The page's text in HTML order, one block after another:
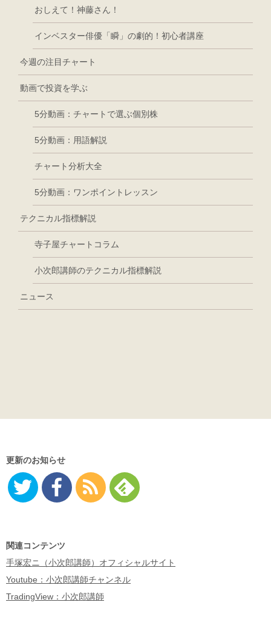
おしえて！神藤さん！
インベスター俳優「瞬」の劇的！初心者講座
今週の注目チャート
動画で投資を学ぶ
5分動画：チャートで選ぶ個別株
5分動画：用語解説
チャート分析大全
5分動画：ワンポイントレッスン
テクニカル指標解説
寺子屋チャートコラム
小次郎講師のテクニカル指標解説
ニュース
更新のお知らせ
関連コンテンツ
手塚宏ニ（小次郎講師）オフィシャルサイト
Youtube：小次郎講師チャンネル
TradingView：小次郎講師